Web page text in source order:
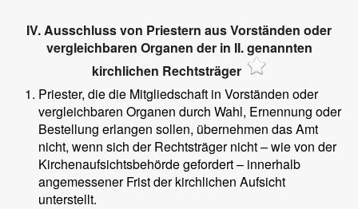
IV. Ausschluss von Priestern aus Vorständen oder
vergleichbaren Organen der in II. genannten
kirchlichen Rechtsträger
Priester, die die Mitgliedschaft in Vorständen oder
vergleichbaren Organen durch Wahl, Ernennung oder
Bestellung erlangen sollen, übernehmen das Amt
nicht, wenn sich der Rechtsträger nicht – wie von der
Kirchenaufsichtsbehörde gefordert – innerhalb
angemessener Frist der kirchlichen Aufsicht
unterstellt.